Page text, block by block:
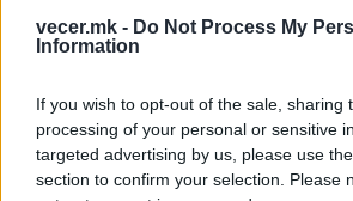
vecer.mk - Do Not Process My
Information
If you wish to opt-out of the sale, sharing
processing of your personal or sensitive
targeted advertising by us, please use
section to confirm your selection. Please
ХРАНАТА
Попов: Покрај јавниот, намален
е и државниот